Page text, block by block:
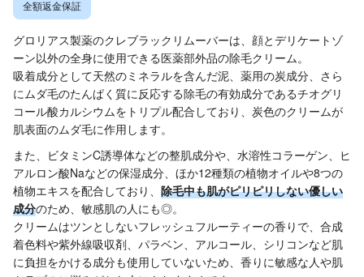
全額返金保証
グロリアス製薬のクレブラックリムーバーは、顔とデリケートゾ
ーン以外の全身に使用できる医薬部外品の除毛クリーム。
吸着成分として天然のミネラルを含んだ泥、薬用の炭成分、さら
にムダ毛のたんぱく質に反応する除毛の有効成分であるチオグリ
コール酸カルシウムをトリプル配合しており、炭色のクリームが
肌表面のムダ毛に作用します。
また、ビタミンC誘導体などの整肌成分や、水溶性コラーゲン、ヒ
アルロン酸Naなどの保湿成分、ほか12種類の植物オイルや8つの
植物エキスを配合しており、 除毛中も肌がピリピリしない優しい
成分のため、敏感肌の人にも◎。
クリームはツンとしないフレッシュフルーティーの香りで、合成
着色料や紫外線吸収剤、パラベン、アルコール、シリコンなど肌
に負担をかける成分も使用していないため、香りに敏感な人や肌